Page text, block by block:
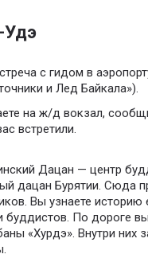
Удэ
с гидом в
и Лед Байкала»).
на ж/д вокзал,
встретили.
Дацан — центр
дацан Бурятии. Сюда
Вы узнаете историю
буддистов. По дороге
«Хурдэ». Внутри них